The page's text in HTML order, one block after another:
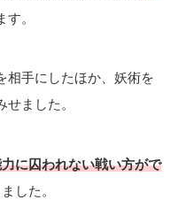
す。
相手にしたほか、妖術を
ました。
に囚われない戦い方がで
した。